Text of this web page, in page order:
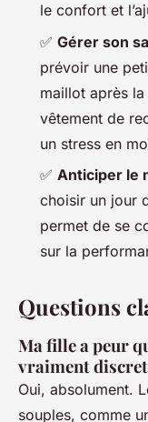
le confort et
✅ Gérer son
prévoir une
maillot après
vêtement de
un stress en
✅ Anticiper le
choisir un jour
permet de se
sur la
Questions
Ma fille a peur
vraiment
Oui, absolument.
souples, comme